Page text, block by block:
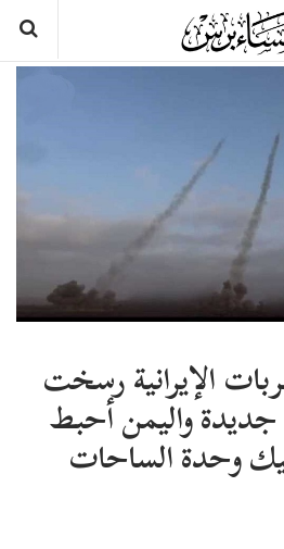
الإيرانية رسخت
واليمن أحبط
وحدة الساحات